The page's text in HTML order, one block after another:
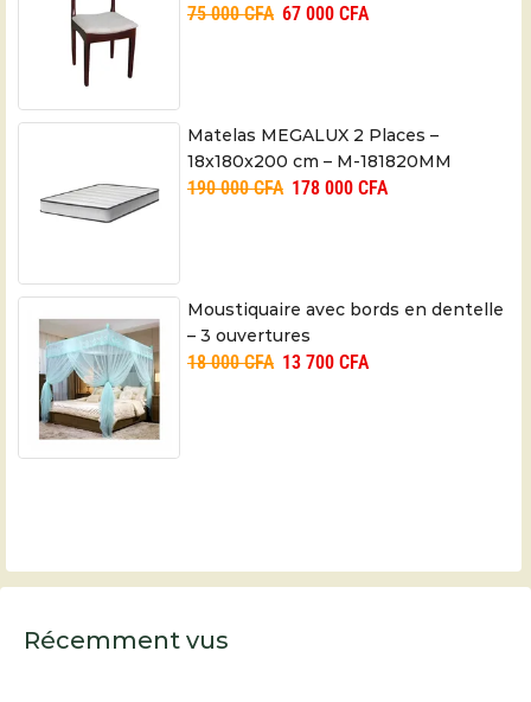
75 000CFA 67 000 CFA
Matelas MEGALUX 2 Places –
18x180x200 cm – M-181820MM
190 000CFA 178 000 CFA
Moustiquaire avec bords en dentelle
– 3 ouvertures
18 000CFA 13 700 CFA
Récemment vus